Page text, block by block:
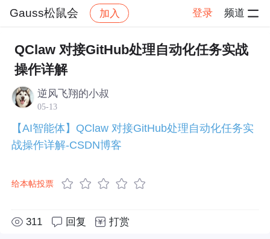
Gauss松鼠会 加入 登录 频道
社区 Gauss松鼠会 资讯 帖子详情
QClaw 对接GitHub处理自动化任务实战
操作详解
逆风飞翔的小叔
05-13
【AI智能体】QClaw 对接GitHub处理自动化任务实
战操作详解-CSDN博客
给本帖投票
311 回复 打赏